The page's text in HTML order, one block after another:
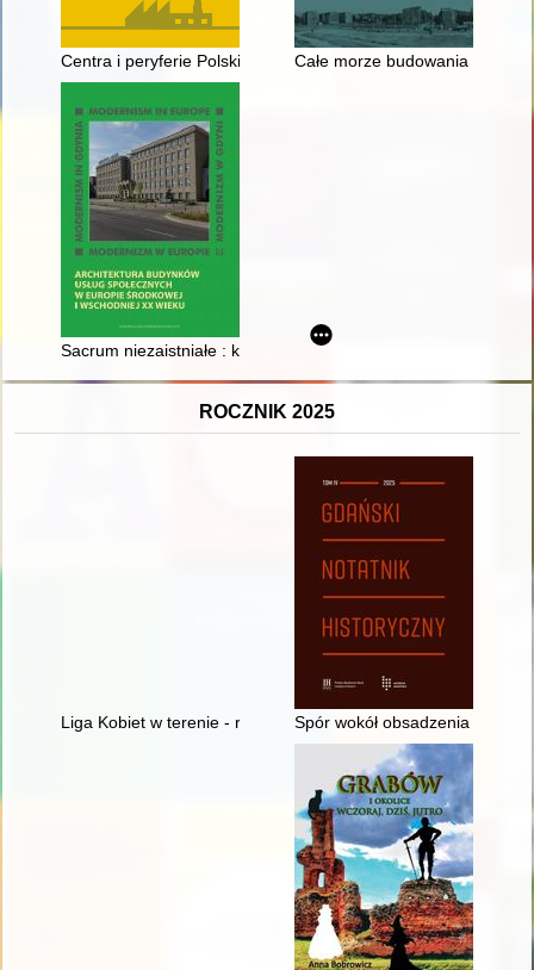
Centra i peryferie Polski LudowejCałe morze budowania :
Sacrum niezaistniałe : kościół Chrystusa Króla w śródmieściu
ROCZNIK 2025
Liga Kobiet w terenie - recenzja]Spór wokół obsadzenia